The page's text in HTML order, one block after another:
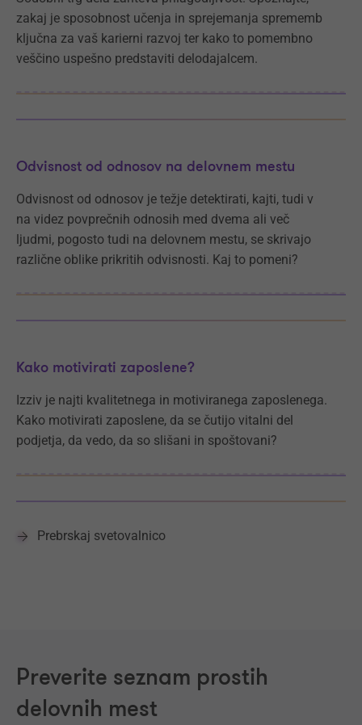
zakaj je sposobnost učenja in sprejemanja sprememb
ključna za vaš karierni razvoj ter kako to pomembno
veščino uspešno predstaviti delodajalcem.
Odvisnost od odnosov na delovnem mestu
Odvisnost od odnosov je težje detektirati, kajti, tudi v
na videz povprečnih odnosih med dvema ali več
ljudmi, pogosto tudi na delovnem mestu, se skrivajo
različne oblike prikritih odvisnosti. Kaj to pomeni?
Kako motivirati zaposlene?
Izziv je najti kvalitetnega in motiviranega zaposlenega.
Kako motivirati zaposlene, da se čutijo vitalni del
podjetja, da vedo, da so slišani in spoštovani?
Prebrskaj svetovalnico
Preverite seznam prostih
delovnih mest